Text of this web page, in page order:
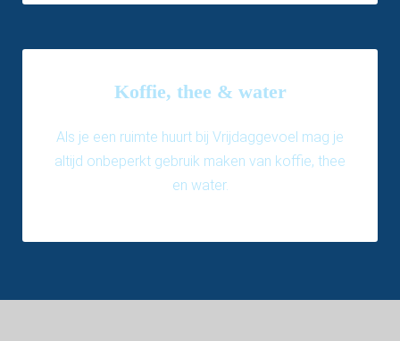
Koffie, thee & water
Als je een ruimte huurt bij Vrijdaggevoel mag je
altijd onbeperkt gebruik maken van koffie, thee
en water.